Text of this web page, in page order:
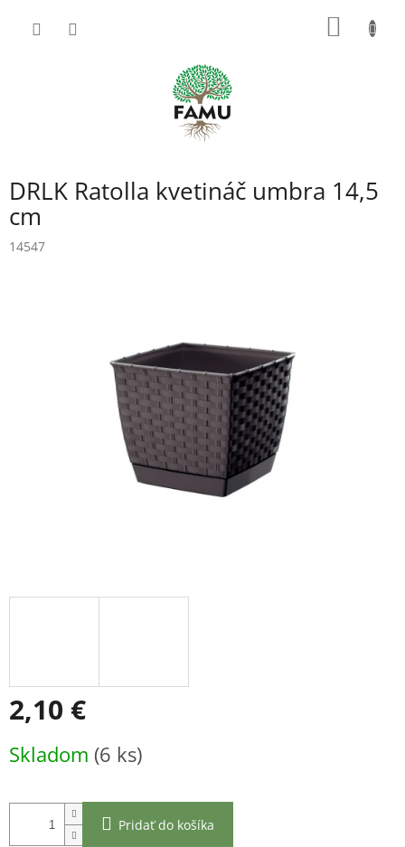
DRLK Ratolla kvetináč umbra 14,5
cm
14547
2,10 €
cena:
Skladom (6 ks)
Pridať do košíka